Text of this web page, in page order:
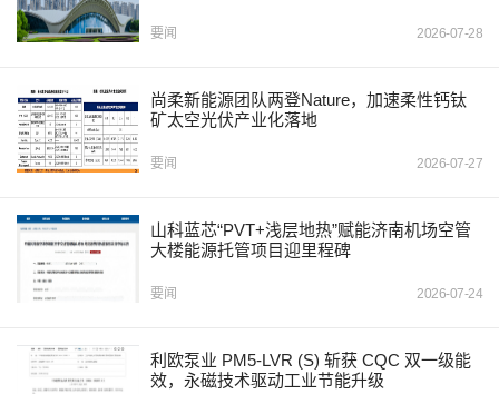
要闻 2026-07-28
尚柔新能源团队两登Nature，加速柔性钙钛
矿太空光伏产业化落地
要闻 2026-07-27
山科蓝芯“PVT+浅层地热”赋能济南机场空管
大楼能源托管项目迎里程碑
要闻 2026-07-24
利欧泵业 PM5-LVR (S) 斩获 CQC 双一级能
效，永磁技术驱动工业节能升级